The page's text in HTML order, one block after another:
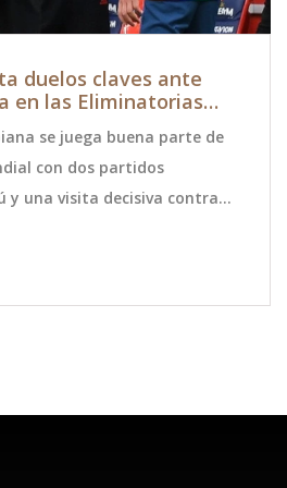
duelos claves ante
en las Eliminatorias
se juega buena parte de
con dos partidos
y una visita decisiva contra
Mundo 2026 bajo la dirección